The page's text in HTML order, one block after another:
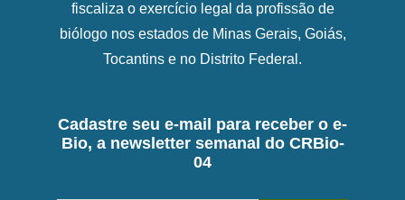
fiscaliza o exercício legal da profissão de
biólogo nos estados de Minas Gerais, Goiás,
Tocantins e no Distrito Federal.
Cadastre seu e-mail para receber o e-
Bio, a newsletter semanal do CRBio-
04